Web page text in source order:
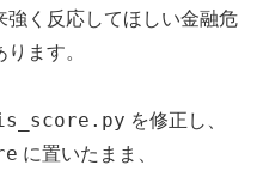
く反応してほしい金融危
ます。
を修正し、
に置いたまま、